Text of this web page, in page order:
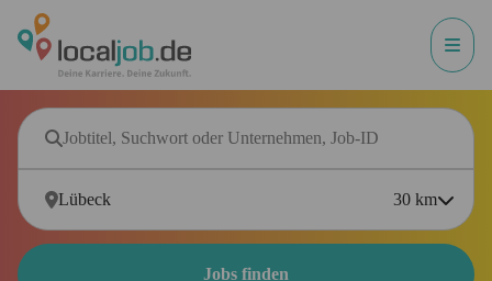
30 km
Jobs finden